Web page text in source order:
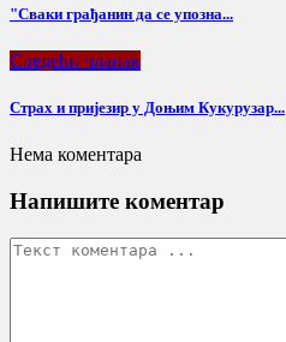
"Сваки грађанин да се упозна...
Следећи чланак
Страх и пријезир у Доњим Кукурузар...
Нема коментара
Напишите коментар